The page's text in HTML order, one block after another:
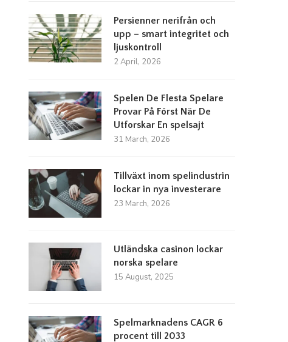
Persienner nerifrån och
upp – smart integritet och
ljuskontroll
2 April, 2026
Spelen De Flesta Spelare
Provar På Först När De
Utforskar En spelsajt
31 March, 2026
Tillväxt inom spelindustrin
lockar in nya investerare
23 March, 2026
Utländska casinon lockar
norska spelare
15 August, 2025
Spelmarknadens CAGR 6
procent till 2033